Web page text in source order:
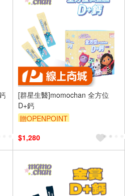
[群星生醫]momochan 全方位
D+鈣
贈OPENPOINT
$1,280